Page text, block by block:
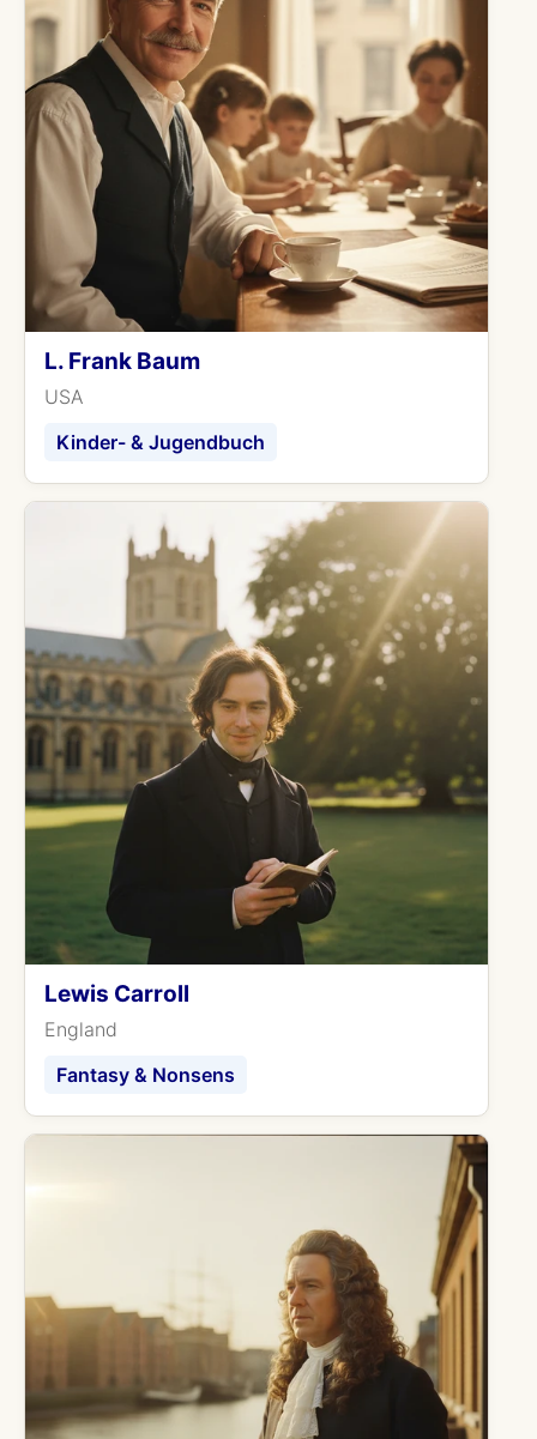
L. Frank Baum
USA
Kinder- & Jugendbuch
Lewis Carroll
England
Fantasy & Nonsens